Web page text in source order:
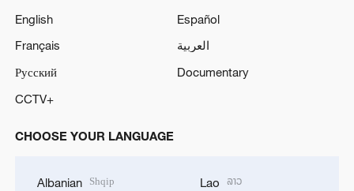
English
Español
Français
العربية
Русский
Documentary
CCTV+
CHOOSE YOUR LANGUAGE
Albanian Shqip Lao ລາວ